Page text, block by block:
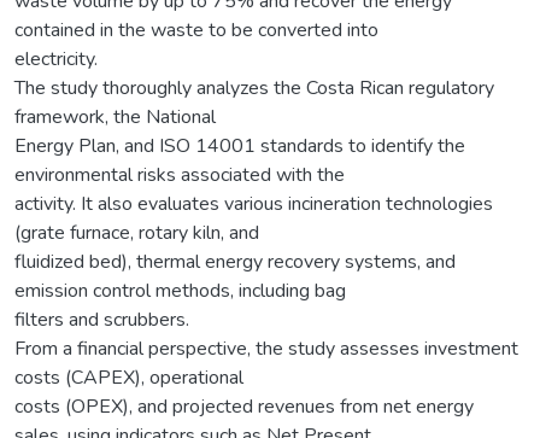
contained in the waste to be converted into
electricity.
The study thoroughly analyzes the Costa Rican regulatory
framework, the National
Energy Plan, and ISO 14001 standards to identify the
environmental risks associated with the
activity. It also evaluates various incineration technologies
(grate furnace, rotary kiln, and
fluidized bed), thermal energy recovery systems, and
emission control methods, including bag
filters and scrubbers.
From a financial perspective, the study assesses investment
costs (CAPEX), operational
costs (OPEX), and projected revenues from net energy